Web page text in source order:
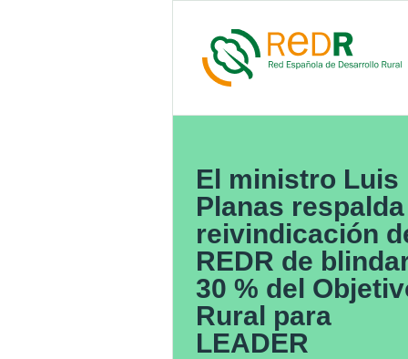
El ministro Luis
Planas
reivindicación
REDR de
30 % del
Rural para
LEADER